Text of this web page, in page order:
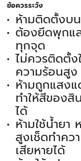
ข้อควรระวัง
ห้ามติดตั้งบ
ต้องยึดพุกแ
ทุกจุด
ไม่ควรติดตั้
ความร้อนสูง
ห้ามถูกแสง
ทำให้สีของ
ได้
ห้ามใช้น้ำยา
สูงเช็ดทำคว
เสียหายได้